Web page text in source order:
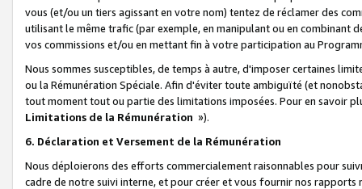
vous (et/ou un tiers agissant en votre nom) tentez de réclamer des
utilisant le même trafic (par exemple, en manipulant ou en combinant
vos commissions et/ou en mettant fin à votre participation au
Nous sommes susceptibles, de temps à autre, d'imposer certaines
ou la Rémunération Spéciale. Afin d'éviter toute ambiguïté (et
tout moment tout ou partie des limitations imposées. Pour en savoir
Limitations de la Rémunération »).
6. Déclaration et Versement de la Rémunération
Nous déploierons des efforts commercialement raisonnables pour
cadre de notre suivi interne, et pour créer et vous fournir nos